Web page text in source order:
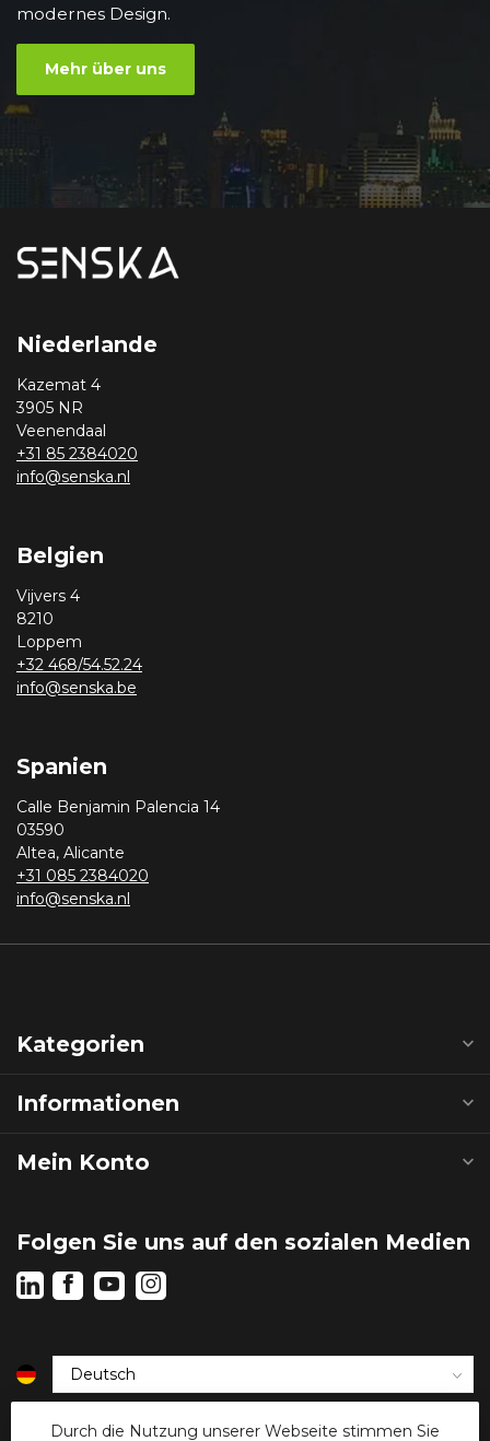
modernes Design.
Mehr über uns
Niederlande
Kazemat 4
3905 NR
Veenendaal
+31 85 2384020
info@senska.nl
Belgien
Vijvers 4
8210
Loppem
+32 468/54.52.24
info@senska.be
Spanien
Calle Benjamin Palencia 14
03590
Altea, Alicante
+31 085 2384020
info@senska.nl
Kategorien
Informationen
Mein Konto
Folgen Sie uns auf den sozialen Medien
Durch die Nutzung unserer Webseite stimmen Sie